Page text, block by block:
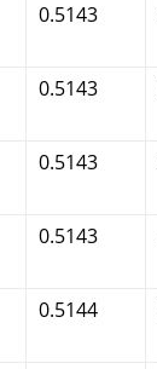
0.5143
0.5143
0.5143
0.5143
0.5144